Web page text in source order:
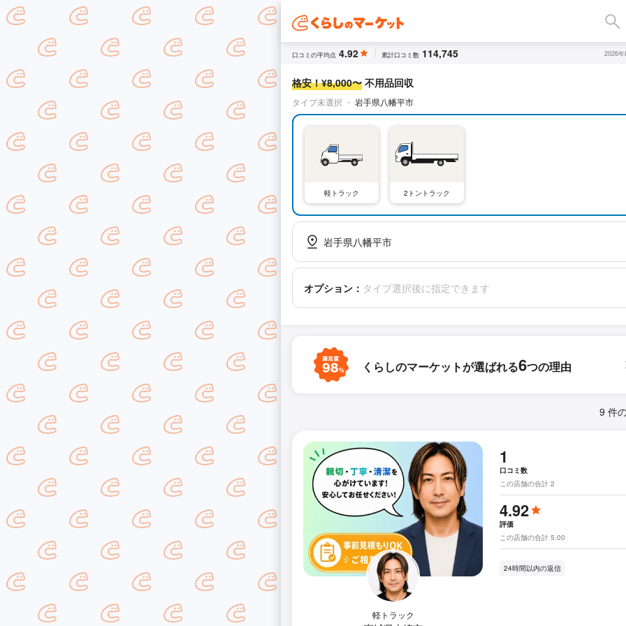
口コミの平均点 4.92 累計口コミ数 114,745 2026
格安！¥8,000〜 不用品回収
タイプ未選択 ・ 岩手県八幡平市
軽トラック 2トントラック
岩手県八幡平市
オプション： タイプ選択後に指定できます
くらしのマーケットが選ばれる6つの理由
9 件
軽トラック
1
口コミ数
この店舗の合計 2
4.92
評価
この店舗の合計 5.00
24時間以内の返信